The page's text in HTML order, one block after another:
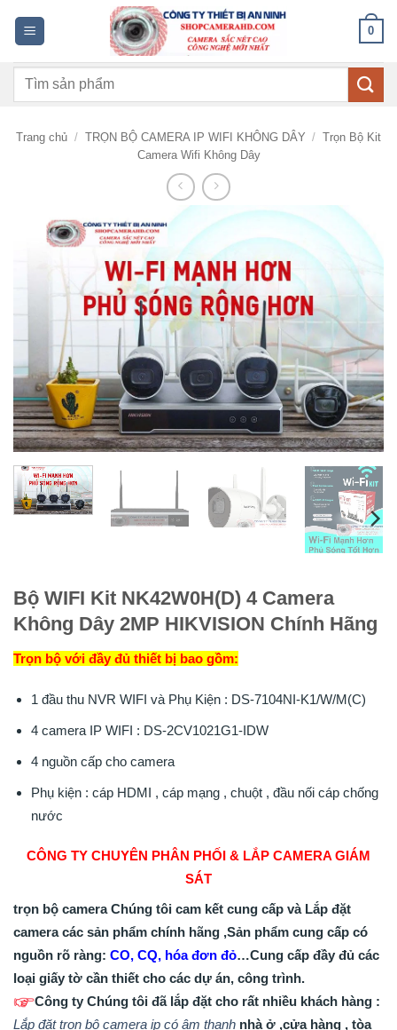
dung
0
Tìm
Trang chủ / TRỌN BỘ CAMERA IP WIFI KHÔNG DÂY / Trọn Bộ Kit
Camera Wifi Không Dây
Bộ WIFI Kit NK42W0H(D) 4 Camera
Không Dây 2MP HIKVISION Chính Hãng
Trọn bộ với đầy đủ thiết bị bao gồm:
1 đầu thu NVR WIFI và Phụ Kiện : DS-7104NI-K1/W/M(C)
4 camera IP WIFI : DS-2CV1021G1-IDW
4 nguồn cấp cho camera
Phụ kiện : cáp HDMI , cáp mạng , chuột , đầu nối cáp chống
nước
CÔNG TY CHUYÊN PHÂN PHỐI & LẮP CAMERA GIÁM
SÁT
trọn bộ camera Chúng tôi cam kết cung cấp và Lắp đặt
camera các sản phẩm chính hãng ,Sản phẩm cung cấp có
nguồn rõ ràng: CO, CQ, hóa đơn đỏ…Cung cấp đầy đủ các
loại giấy tờ cần thiết cho các dự án, công trình.
Công ty Chúng tôi đã lắp đặt cho rất nhiều khách hàng :
Lắp đặt trọn bộ camera ip có âm thanh nhà ở ,cửa hàng , tòa